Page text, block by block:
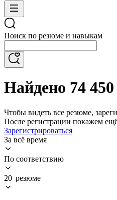
Поиск по резюме и навыкам
Найдено 74
Чтобы видеть все резюме,
После регистрации покажем
Зарегистрироваться
За всё время
По соответствию
20 резюме